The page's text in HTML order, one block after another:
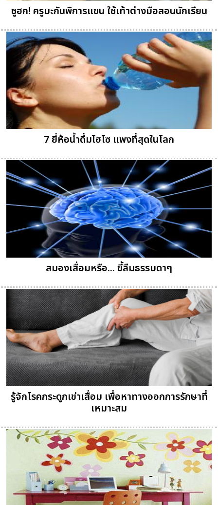
ซูฮก! ครูมะกันพิการแขน ใช้เท้าต่างมือสอนนักเรียน
7 ยี่ห้อน้ำดื่มไฮโซ แพงที่สุดในโลก
สมองเสื่อมหรือ... ขี้ลืมธรรมดาๆ
รู้จักโรคกระดูกเข่าเสื่อม เพื่อหาทางออกการรักษาที่
เหมาะสม